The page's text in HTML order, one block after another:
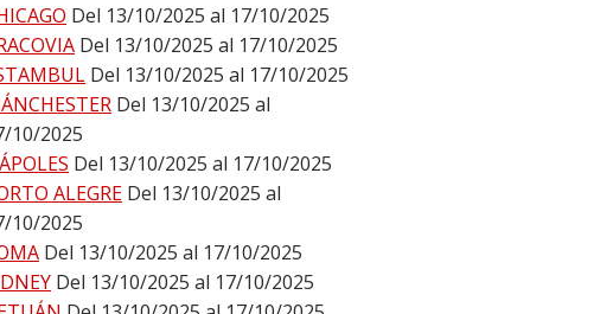
Del 13/10/2025 al 17/10/2025
Del 13/10/2025 al 17/10/2025
Del 13/10/2025 al 17/10/2025
Del 13/10/2025 al
10/2025
Del 13/10/2025 al 17/10/2025
ALEGRE Del 13/10/2025 al
10/2025
Del 13/10/2025 al 17/10/2025
Del 13/10/2025 al 17/10/2025